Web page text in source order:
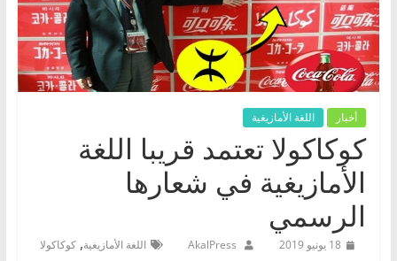
أخبار اللغة الأمازيغية
كوكاكولا تعتمد قريبا اللغة
الأمازيغية في شعارها
الرسمي
18 يونيو 2019 AkalPress اللغة الأمازيغية, كوكاكولا